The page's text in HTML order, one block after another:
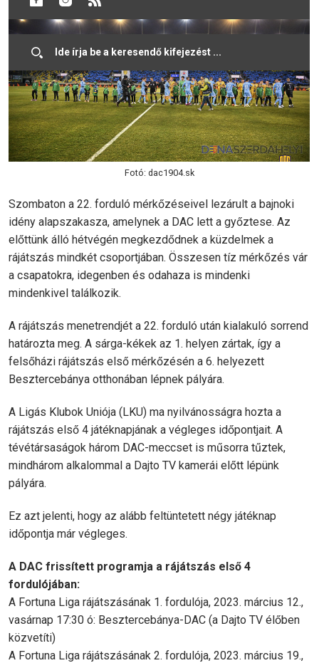
Fotó: dac1904.sk
Szombaton a 22. forduló mérkőzéseivel lezárult a bajnoki
idény alapszakasza, amelynek a DAC lett a győztese. Az
előttünk álló hétvégén megkezdődnek a küzdelmek a
rájátszás mindkét csoportjában. Összesen tíz mérkőzés vár
a csapatokra, idegenben és odahaza is mindenki
mindenkivel találkozik.
A rájátszás menetrendjét a 22. forduló után kialakuló sorrend
határozta meg. A sárga-kékek az 1. helyen zártak, így a
felsőházi rájátszás első mérkőzésén a 6. helyezett
Besztercebánya otthonában lépnek pályára.
A Ligás Klubok Uniója (LKU) ma nyilvánosságra hozta a
rájátszás első 4 játéknapjának a végleges időpontjait. A
tévétársaságok három DAC-meccset is műsorra tűztek,
mindhárom alkalommal a Dajto TV kamerái előtt lépünk
pályára.
Ez azt jelenti, hogy az alább feltüntetett négy játéknap
időpontja már végleges.
A DAC frissített programja a rájátszás első 4
fordulójában:
A Fortuna Liga rájátszásának 1. fordulója, 2023. március 12.,
vasárnap 17:30 ó: Besztercebánya-DAC (a Dajto TV élőben
közvetíti)
A Fortuna Liga rájátszásának 2. fordulója, 2023. március 19.,